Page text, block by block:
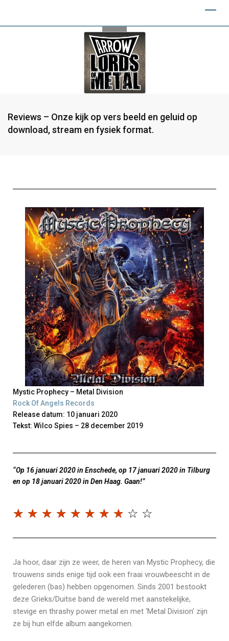
Reviews – Onze kijk op vers beeld en geluid op
download, stream en fysiek format.
Mystic Prophecy – Metal Division
Rock Of Angels Records
Release datum: 10 januari 2020
Tekst: Wilco Spies – 28 december 2019
“Op 16 januari 2020 in Enschede, op 17 januari 2020 in Tilburg
en op 18 januari 2020 in Den Haag. Gaan!”
☆ ☆ ☆ ☆ ☆ ☆ ☆ ☆ ☆ ☆
Ja hoor, daar zijn ze weer, de heren van Mystic Prophecy, die
trouwens sinds enige tijd ook een fraai vrouwbeescht in de
gelederen (bas) hebben opgenomen. Sinds 2001 bestookt
deze Grieks/Duitse band de wereld met aanstekelijke,
stevige en thrashy power metal en met ‘Metal Division’ zijn
ze bij hun elfde album aangekomen.